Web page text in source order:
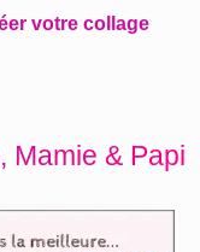
votre collage
Mamie & Papi